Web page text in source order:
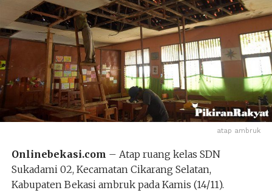
atap ambruk
Onlinebekasi.com – Atap ruang kelas SDN
Sukadami 02, Kecamatan Cikarang Selatan,
Kabupaten Bekasi ambruk pada Kamis (14/11).